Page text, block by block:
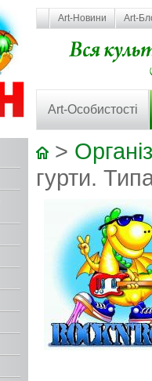
Art-Новини Art-
Art-Особистості
>
гурти.